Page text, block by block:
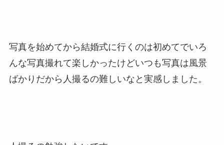
写真を始めてから結婚式に行くのは初めてでいろ
んな写真撮れて楽しかったけどいつも写真は風景
ばかりだから人撮るの難しいなと実感しました。